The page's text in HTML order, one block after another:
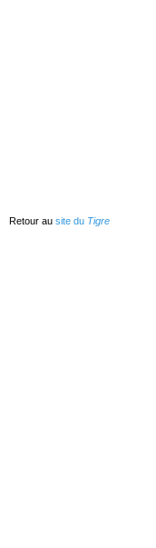
Retour au site du Tigre